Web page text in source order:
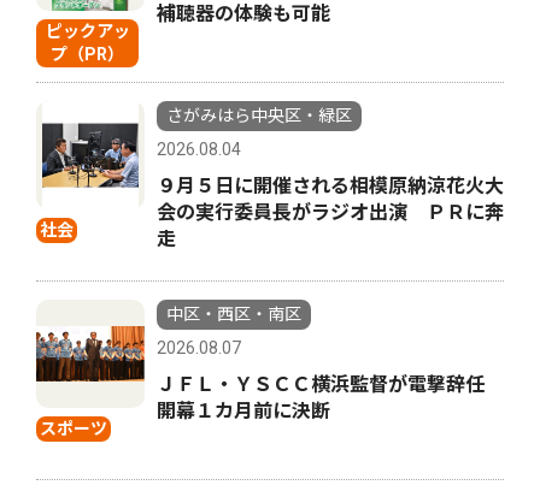
ピックアッ
プ（PR）
補聴器の体験も可能
社会
さがみはら中央区・緑区
2026.08.04
９月５日に開催される相模原納涼花火大
会の実行委員長がラジオ出演 ＰＲに奔
走
スポーツ
中区・西区・南区
2026.08.07
ＪＦＬ・ＹＳＣＣ横浜監督が電撃辞任
開幕１カ月前に決断